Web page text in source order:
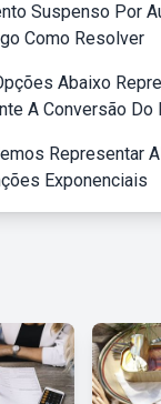
Suspenso Por
Como Resolver
Abaixo
A Conversão Do
Representar
Exponenciais